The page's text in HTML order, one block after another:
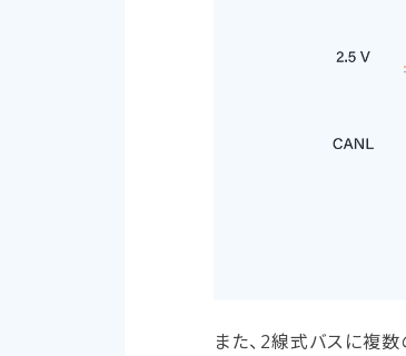
また、2線式バスに複